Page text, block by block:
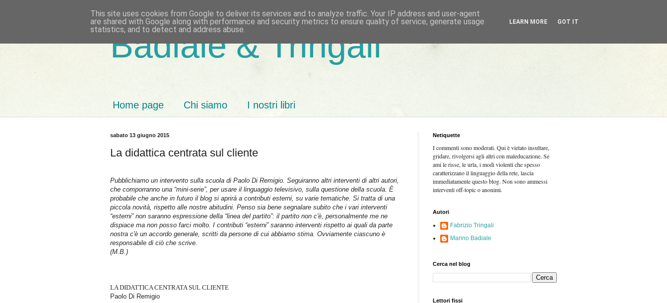
Badiale & Tringali
Home page Chi siamo I nostri libri
sabato 13 giugno 2015
La didattica centrata sul cliente
Pubblichiamo un intervento sulla scuola di Paolo Di Remigio. Seguiranno altri interventi di altri autori,
che comporranno una “mini-serie”, per usare il linguaggio televisivo, sulla questione della scuola. È
probabile che anche in futuro il blog si aprirà a contributi esterni, su varie tematiche. Si tratta di una
piccola novità, rispetto alle nostre abitudini. Penso sia bene segnalare subito che i vari interventi
“esterni” non saranno espressione della “linea del partito”: il partito non c'è, personalmente me ne
dispiace ma non posso farci molto. I contributi “esterni” saranno interventi rispetto ai quali da parte
nostra c'è un accordo generale, scritti da persone di cui abbiamo stima. Ovviamente ciascuno è
responsabile di ciò che scrive.
(M.B.)
LA DIDATTICA CENTRATA SUL CLIENTE
Paolo Di Remigio
Netiquette
I commenti sono moderati. Qui è vietato insultare,
gridare, rivolgersi agli altri con maleducazione. Se
ami le risse, le urla, i modi violenti che spesso
caratterizzano il linguaggio della rete, lascia
immediatamente questo blog. Non sono ammessi
interventi off-topic o anonimi.
Autori
Fabrizio Tringali
Marino Badiale
Cerca nel blog
Lettori fissi
This site uses cookies from Google to deliver its services and to analyze traffic. Your IP address and user-agent
are shared with Google along with performance and security metrics to ensure quality of service, generate usage
statistics, and to detect and address abuse.
LEARN MORE GOT IT